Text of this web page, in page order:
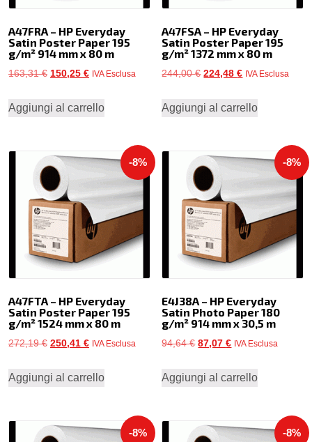
A47FRA – HP Everyday
Satin Poster Paper 195
g/m² 914 mm x 80 m
163,31€ Il
originale
150,25 €Il
attuale
150,25 €.
IVA Esclusa
Aggiungi al carrello
A47FSA – HP Everyday
Satin Poster Paper 195
g/m² 1372 mm x 80 m
244,00€ Il
originale
224,48€Il
attuale
224,48 €.
IVA Esclusa
Aggiungi al carrello
-8%
A47FTA – HP Everyday
Satin Poster Paper 195
g/m² 1524 mm x 80 m
272,19€ Il
originale
250,41 €Il
attuale
250,41 €.
IVA Esclusa
Aggiungi al carrello
-8%
E4J38A – HP Everyday
Satin Photo Paper 180
g/m² 914 mm x 30,5 m
94,64€ Il
originale
87,07€Il
attuale
IVA Esclusa
Aggiungi al carrello
-8% -8%